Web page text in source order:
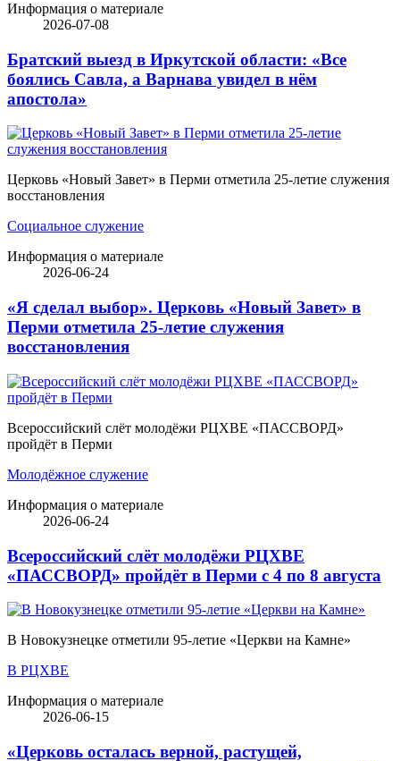
Информация о материале
2026-07-08
Братский выезд в Иркутской области: «Все
боялись Савла, а Варнава увидел в нём
апостола»
Церковь «Новый Завет» в Перми отметила 25-летие служения
восстановления
Социальное служение
Информация о материале
2026-06-24
«Я сделал выбор». Церковь «Новый Завет» в
Перми отметила 25-летие служения
восстановления
Всероссийский слёт молодёжи РЦХВЕ «ПАССВОРД»
пройдёт в Перми
Молодёжное служение
Информация о материале
2026-06-24
Всероссийский слёт молодёжи РЦХВЕ
«ПАССВОРД» пройдёт в Перми с 4 по 8 августа
В Новокузнецке отметили 95-летие «Церкви на Камне»
В РЦХВЕ
Информация о материале
2026-06-15
«Церковь осталась верной, растущей,